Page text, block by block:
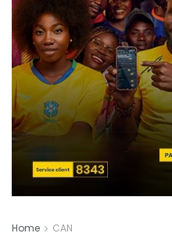
Home CAN